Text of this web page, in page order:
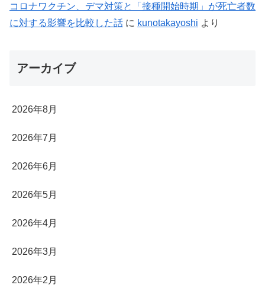
コロナワクチン、デマ対策と「接種開始時期」が死亡者数
に対する影響を比較した話 に kunotakayoshi より
アーカイブ
2026年8月
2026年7月
2026年6月
2026年5月
2026年4月
2026年3月
2026年2月